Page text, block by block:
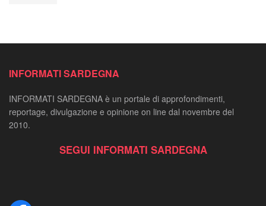
INFORMATI SARDEGNA
INFORMATI SARDEGNA è un portale di approfondimenti,
reportage, divulgazione e opinione on line dal novembre del
2010.
SEGUI INFORMATI SARDEGNA